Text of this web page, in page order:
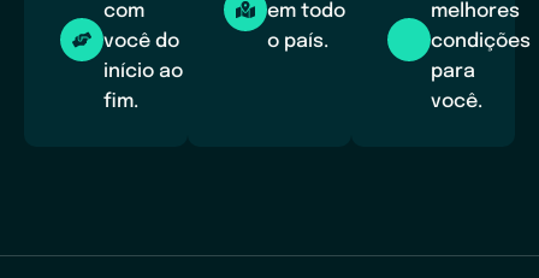
com
você do
início ao
fim.
em todo
o país.
melhores
condições
para
você.